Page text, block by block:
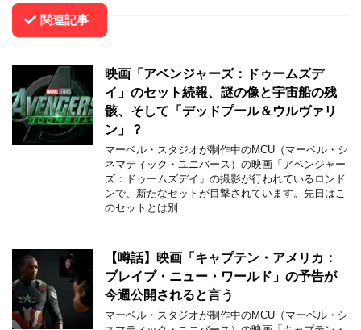
関連記事
映画「アベンジャーズ：ドゥームズデ
イ」のセット続報、謎の像と宇宙船の残
骸、そして「デッドプール＆ウルヴァリ
ン」？
マーベル・スタジオが制作中のMCU（マーベル・シ
ネマティック・ユニバース）の映画「アベンジャー
ズ：ドゥームズデイ」の撮影が行われているロンド
ンで、新たなセットが目撃されています。先日はこ
のセットとは別 …
【噂話】映画「キャプテン・アメリカ：
ブレイブ・ニュー・ワールド」の予告が
今週公開されると言う
マーベル・スタジオが制作中のMCU（マーベル・シ